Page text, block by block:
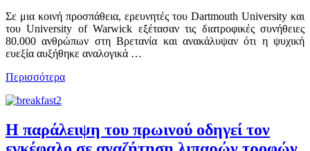
Σε μια κοινή προσπάθεια, ερευνητές του Dartmouth University και
του University of Warwick εξέτασαν τις διατροφικές συνήθειες
80.000 ανθρώπων στη Βρετανία και ανακάλυψαν ότι η ψυχική
ευεξία αυξήθηκε αναλογικά …
Περισσότερα
Η παράλειψη του πρωινού οδηγεί τον